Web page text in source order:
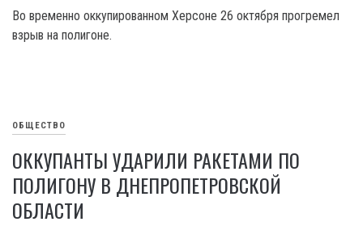
Во временно оккупированном Херсоне 26 октября прогремел
взрыв на полигоне.
ОБЩЕСТВО
ОККУПАНТЫ УДАРИЛИ РАКЕТАМИ ПО
ПОЛИГОНУ В ДНЕПРОПЕТРОВСКОЙ
ОБЛАСТИ